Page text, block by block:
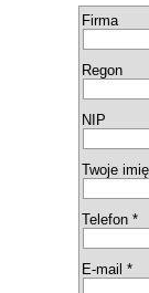
Firma
Regon
NIP
Twoje
Telefon *
E-mail *